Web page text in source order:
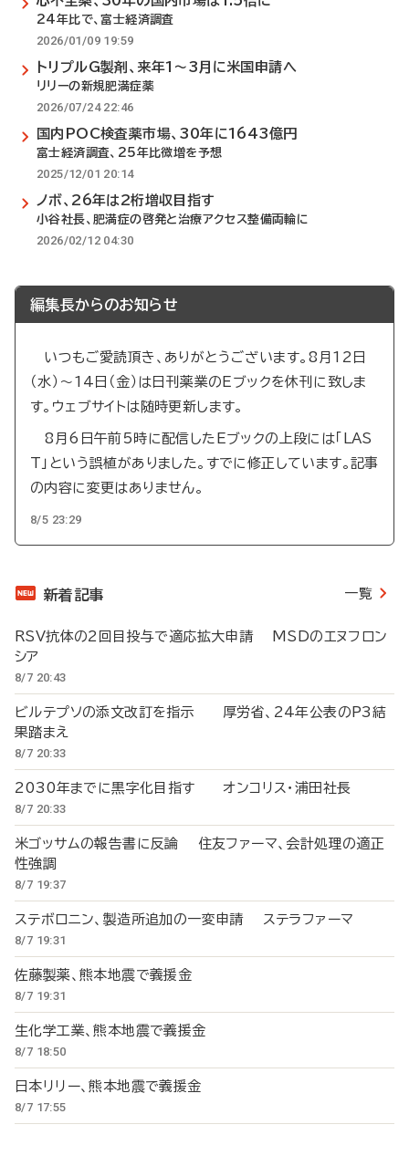
24年比で、富士経済調査
2026/01/09 19:59
トリプルG製剤、来年1～3月に米国申請へ
リリーの新規肥満症薬
2026/07/24 22:46
国内POC検査薬市場、30年に1643億円
富士経済調査、25年比微増を予想
2025/12/01 20:14
ノボ、26年は2桁増収目指す
小谷社長、肥満症の啓発と治療アクセス整備両輪に
2026/02/12 04:30
編集長からのお知らせ
いつもご愛読頂き、ありがとうございます。8月12日
（水）～14日（金）は日刊薬業のEブックを休刊に致しま
す。ウェブサイトは随時更新します。
8月6日午前5時に配信したEブックの上段には「LAS
T」という誤植がありました。すでに修正しています。記事
の内容に変更はありません。
8/5 23:29
新着記事 一覧
RSV抗体の2回目投与で適応拡大申請 MSDのエヌフロン
シア
8/7 20:43
ビルテプソの添文改訂を指示 厚労省、24年公表のP3結
果踏まえ
8/7 20:33
2030年までに黒字化目指す オンコリス・浦田社長
8/7 20:33
米ゴッサムの報告書に反論 住友ファーマ、会計処理の適正
性強調
8/7 19:37
ステボロニン、製造所追加の一変申請 ステラファーマ
8/7 19:31
佐藤製薬、熊本地震で義援金
8/7 19:31
生化学工業、熊本地震で義援金
8/7 18:50
日本リリー、熊本地震で義援金
8/7 17:55